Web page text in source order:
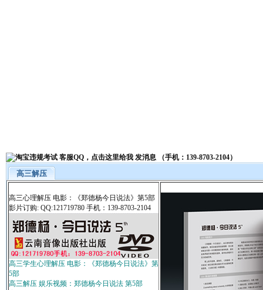
高三解压
高三心理解压 电影：《郑德杨今日说法》第5部
影片订购: QQ:121719780 手机：139-8703-2104
高三学生心理解压 电影：《郑德杨今日说法》第
5部
高三解压 娱乐视频：郑德杨今日说法 第5部